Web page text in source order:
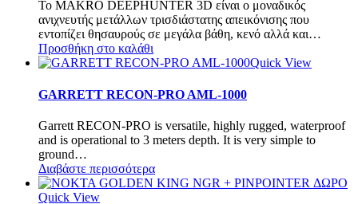
Το MAKRO DEEPHUNTER 3D είναι ο μοναδικός
ανιχνευτής μετάλλων τρισδιάστατης απεικόνισης που
εντοπίζει θησαυρούς σε μεγάλα βάθη, κενό αλλά και…
Προσθήκη στο καλάθι
Quick View
GARRETT RECON-PRO AML-1000
Garrett RECON-PRO is versatile, highly rugged, waterproof
and is operational to 3 meters depth. It is very simple to
ground…
Διαβάστε περισσότερα
Quick View